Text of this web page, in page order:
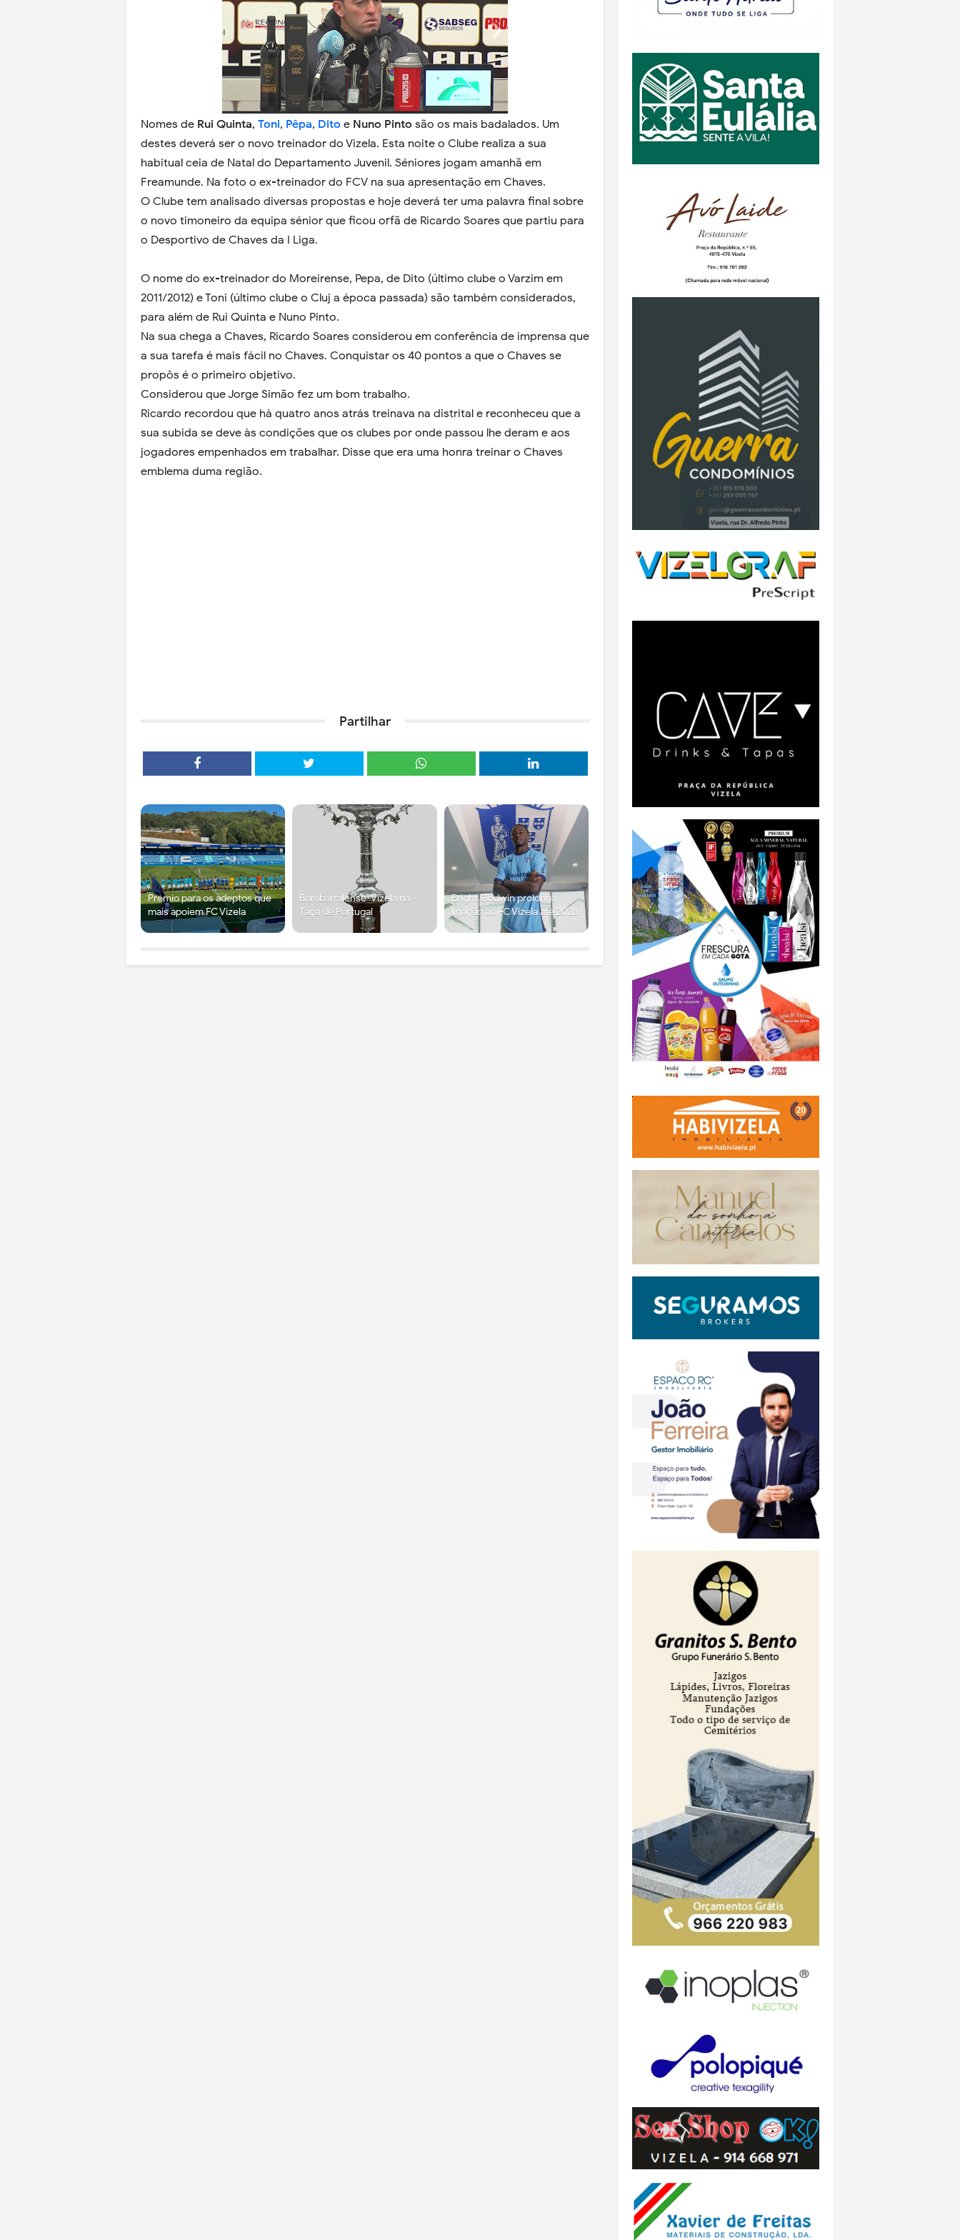
Nomes de Rui Quinta, Toni, Pêpa, Dito e Nuno Pinto são os mais badalados. Um
destes deverá ser o novo treinador do Vizela. Esta noite o Clube realiza a sua
habitual ceia de Natal do Departamento Juvenil. Séniores jogam amanhã em
Freamunde. Na foto o ex-treinador do FCV na sua apresentação em Chaves.
O Clube tem analisado diversas propostas e hoje deverá ter uma palavra final sobre
o novo timoneiro da equipa sénior que ficou orfã de Ricardo Soares que partiu para
o Desportivo de Chaves da I Liga.
O nome do ex-treinador do Moreirense, Pepa, de Dito (último clube o Varzim em
2011/2012) e Toni (último clube o Cluj a época passada) são também considerados,
para além de Rui Quinta e Nuno Pinto.
Na sua chega a Chaves, Ricardo Soares considerou em conferência de imprensa que
a sua tarefa é mais fácil no Chaves. Conquistar os 40 pontos a que o Chaves se
propôs é o primeiro objetivo.
Considerou que Jorge Simão fez um bom trabalho.
Ricardo recordou que há quatro anos atrás treinava na distrital e reconheceu que a
sua subida se deve às condições que os clubes por onde passou lhe deram e aos
jogadores empenhados em trabalhar. Disse que era uma honra treinar o Chaves
emblema duma região.
Partilhar
Prémio para os adeptos que
mais apoiem FC Vizela
Bombarralense-Vizela na
Taça de Portugal
Bright Godwin prolonga
ligação ao FC Vizela até 2028